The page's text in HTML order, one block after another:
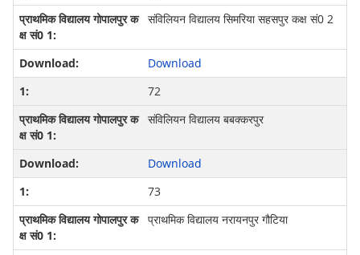
संविलियन विद्यालय सिमरिया सहसपुर कक्ष सं0 2
Download
72
संविलियन विद्यालय बबक्करपुर
Download
73
प्राथमिक विद्यालय नरायनपुर गौटिया